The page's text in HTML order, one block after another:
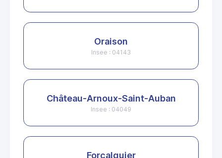
Oraison
Insee : 04143
Château-Arnoux-Saint-Auban
Insee : 04049
Forcalquier